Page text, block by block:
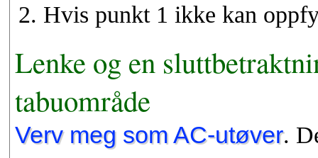
Hvis punkt 1 ikke kan
Lenke og en
tabuområde
Verv meg som AC-utøver.